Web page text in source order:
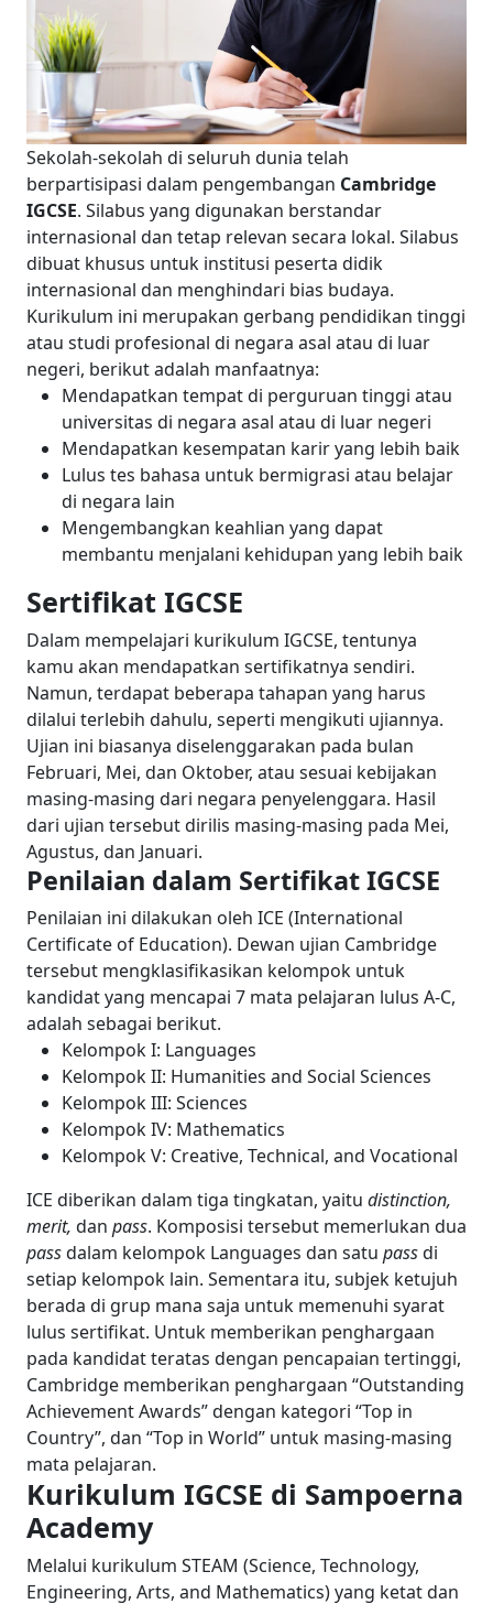
Sekolah-sekolah di seluruh dunia telah
berpartisipasi dalam pengembangan Cambridge
IGCSE. Silabus yang digunakan berstandar
internasional dan tetap relevan secara lokal. Silabus
dibuat khusus untuk institusi peserta didik
internasional dan menghindari bias budaya.
Kurikulum ini merupakan gerbang pendidikan tinggi
atau studi profesional di negara asal atau di luar
negeri, berikut adalah manfaatnya:
Mendapatkan tempat di perguruan tinggi atau
universitas di negara asal atau di luar negeri
Mendapatkan kesempatan karir yang lebih baik
Lulus tes bahasa untuk bermigrasi atau belajar
di negara lain
Mengembangkan keahlian yang dapat
membantu menjalani kehidupan yang lebih baik
Sertifikat IGCSE
Dalam mempelajari kurikulum IGCSE, tentunya
kamu akan mendapatkan sertifikatnya sendiri.
Namun, terdapat beberapa tahapan yang harus
dilalui terlebih dahulu, seperti mengikuti ujiannya.
Ujian ini biasanya diselenggarakan pada bulan
Februari, Mei, dan Oktober, atau sesuai kebijakan
masing-masing dari negara penyelenggara. Hasil
dari ujian tersebut dirilis masing-masing pada Mei,
Agustus, dan Januari.
Penilaian dalam Sertifikat IGCSE
Penilaian ini dilakukan oleh ICE (International
Certificate of Education). Dewan ujian Cambridge
tersebut mengklasifikasikan kelompok untuk
kandidat yang mencapai 7 mata pelajaran lulus A-C,
adalah sebagai berikut.
Kelompok I: Languages
Kelompok II: Humanities and Social Sciences
Kelompok III: Sciences
Kelompok IV: Mathematics
Kelompok V: Creative, Technical, and Vocational
ICE diberikan dalam tiga tingkatan, yaitu distinction,
merit, dan pass. Komposisi tersebut memerlukan dua
passdalam kelompok Languages dan satu passdi
setiap kelompok lain. Sementara itu, subjek ketujuh
berada di grup mana saja untuk memenuhi syarat
lulus sertifikat. Untuk memberikan penghargaan
pada kandidat teratas dengan pencapaian tertinggi,
Cambridge memberikan penghargaan “Outstanding
Achievement Awards” dengan kategori “Top in
Country”, dan “Top in World” untuk masing-masing
mata pelajaran.
Kurikulum IGCSE di Sampoerna
Academy
Melalui kurikulum STEAM (Science, Technology,
Engineering, Arts, and Mathematics) yang ketat dan